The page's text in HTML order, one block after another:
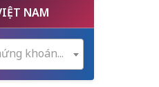
NAM
khoán...